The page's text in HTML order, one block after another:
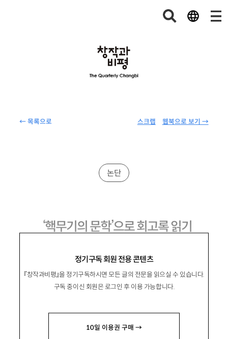
← 목록으로 웹북으로 보기 →
스크랩
정기구독 회원 전용 콘텐츠
『창작과비평』을 정기구독하시면 모든 글의 전문을 읽으실 수 있습니다.
구독 중이신 회원은 로그인 후 이용 가능합니다.
10일 이용권 구매 →
논단
‘핵무기의 문학’으로 회고록 읽기
구갑우 具甲祐
한반도』 『국제관계학 비판』 『안보개발국가를 넘
어 평화복지국가로』(공저) 등이 있음.